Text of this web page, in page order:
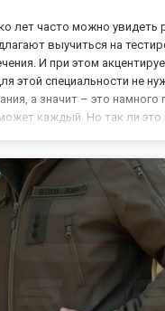
лет часто можно увидеть
выучиться на
И при этом
этой специальности не
а значит – это намного
каждый. Но так ли это